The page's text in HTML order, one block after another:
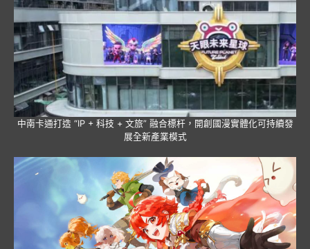
中南卡通打造 “IP + 科技 + 文旅” 融合標杆，開創國漫實體化可持續發
展全新產業模式